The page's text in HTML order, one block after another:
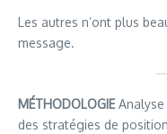
Les autres n’ont plus
message.
MÉTHODOLOGIEAnalyse
des stratégies de